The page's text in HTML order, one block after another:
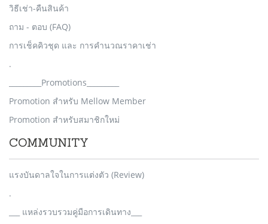
วิธีเช่า-คืนสินค้า
ถาม - ตอบ (FAQ)
การเช็คคิวชุด และ การคำนวณราคาเช่า
.
_________Promotions_________
Promotion สำหรับ Mellow Member
Promotion สำหรับสมาชิกใหม่
COMMUNITY
แรงบันดาลใจในการแต่งตัว (Review)
.
___ แหล่งรวบรวมคู่มือการเดินทาง___